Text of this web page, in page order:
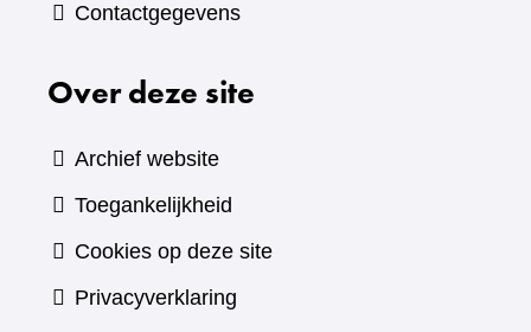
Contactgegevens
Over deze site
Archief website
Toegankelijkheid
Cookies op deze site
Privacyverklaring